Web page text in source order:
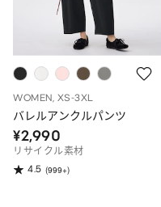
WOMEN, XS-3XL
バレルアンクルパンツ
¥2,990
リサイクル素材
4.5 (999+)